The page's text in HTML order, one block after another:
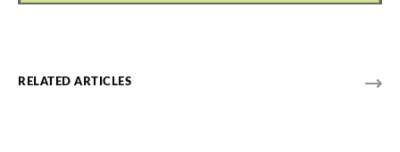
RELATED ARTICLES